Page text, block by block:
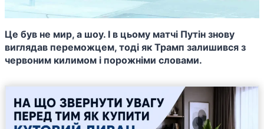
Це був не мир, а шоу. І в цьому матчі Путін знову
виглядав переможцем, тоді як Трамп залишився з
червоним килимом і порожніми словами.